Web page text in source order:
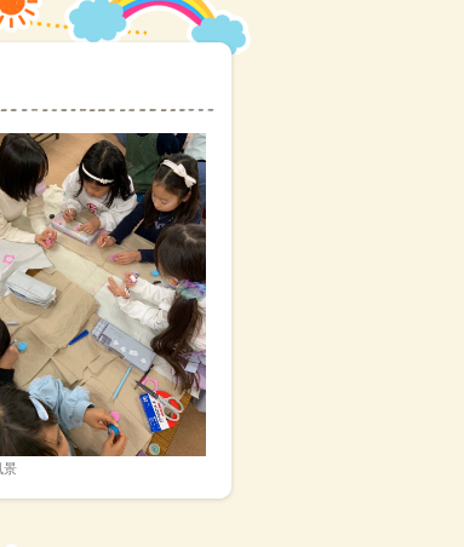
庫庄小学校、尼崎北小学校
ています。
、バンブルビーに登所させ
ます、小学校受け入れ時
は平常通り8:00〜18:00⭐️
います。民間学童バンブ
です。正式な指示があれ
ご協力の程お願い申し上
室しています。
了させていただきます。
景